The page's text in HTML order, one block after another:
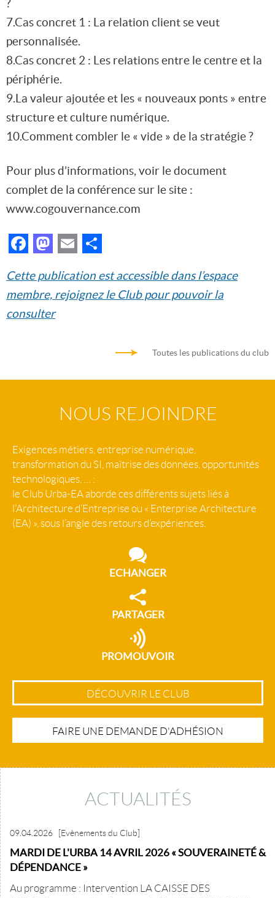
?
7.Cas concret 1 : La relation client se veut
personnalisée.
8.Cas concret 2 : Les relations entre le centre et la
périphérie.
9.La valeur ajoutée et les « nouveaux ponts » entre
structure et culture numérique.
10.Comment combler le « vide » de la stratégie ?
Pour plus d’informations, voir le document
complet de la conférence sur le site :
www.cogouvernance.com
Facebook
Mastodon
Email
Cette publication est accessible dans l’espace
membre, rejoignez le Club pour pouvoir la
consulter
Toutes les publications du club
NOUS REJOINDRE
Exigences métiers, entreprise numérique,
transformation du SI, maîtrise des données, opportunités
technologiques, … :
le Club Urba-EA aborde ces différents sujets liés à
l’Architecture d’Entreprise ou « Enterprise Architecture
(EA) », sous l’angle des retours d’expériences.
ECHANGER
PARTAGER
PROMOUVOIR
DÉCOUVRIR LE CLUB
FAIRE UNE DEMANDE D'ADHÉSION
ACTUALITÉS
09.04.2026 [Evènements du Club]
MARDI DE L'URBA 14 AVRIL 2026 « SOUVERAINETÉ &
DÉPENDANCE »
Au programme : Intervention LA CAISSE DES